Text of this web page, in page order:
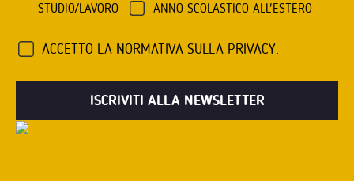
STUDIO/LAVORO
ANNO SCOLASTICO ALL'ESTERO
ACCETTO LA NORMATIVA SULLA PRIVACY.